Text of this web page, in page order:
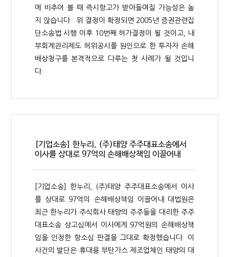
에 비추어 볼 때 즉시항고가 받아들여질 가능성은 높
지 않습니다. 위 결정이 확정되면 2005년 증권관련집
단소송법 시행 이후 10번째 허가결정이 될 것이고, 내
부회계관리제도 허위공시를 원인으로 한 투자자 손해
배상청구를 본격적으로 다루는 첫 사례가 될 것입니
다.
[기업소송] 한누리, (주)태양 주주대표소송에서
이사를 상대로 97억의 손해배상책임 이끌어내
[기업소송] 한누리, (주)태양 주주대표소송에서 이사
를 상대로 97억의 손해배상책임 이끌어내 대법원은
최근 한누리가 주식회사 태양의 주주들을 대리한 주주
대표소송 상고심에서 이사에게 97억원의 손해배상책
임을 인정한 항소심 판결을 그대로 확정했습니다. 이
사건의 발단은 휴대용 부탄가스 제조업체인 태양의 대